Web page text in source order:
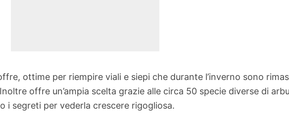
ottime per riempire viali e siepi che durante l’inverno sono
offre un’ampia scelta grazie alle circa 50 specie diverse di
i segreti per vederla crescere rigogliosa.